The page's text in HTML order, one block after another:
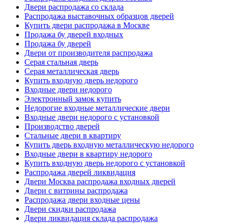
Двери распродажа со склада
Распродажа выставочных образцов дверей
Купить двери распродажа в Москве
Продажа бу дверей входных
Продажа бу дверей
Двери от производителя распродажа
Серая стальная дверь
Серая металлическая дверь
Купить входную дверь недорого
Входные двери недорого
Электронный замок купить
Недорогие входные металлические двери
Входные двери недорого с установкой
Производство дверей
Стальные двери в квартиру
Купить дверь входную металлическую недорого
Входные двери в квартиру недорого
Купить входную дверь недорого с установкой
Распродажа дверей ликвидация
Двери Москва распродажа входных дверей
Двери с витрины распродажа
Распродажа двери входные цены
Двери скидки распродажа
Двери ликвидация склада распродажа